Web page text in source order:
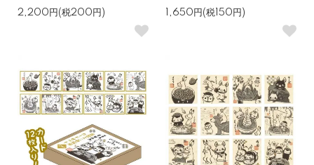
2,200円(税200円)
1,650円(税150円)